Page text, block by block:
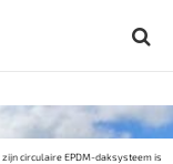
circulaire EPDM-daksysteem is